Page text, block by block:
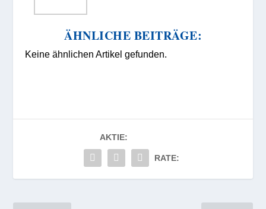
ÄHNLICHE BEITRÄGE:
Keine ähnlichen Artikel gefunden.
AKTIE:
RATE: